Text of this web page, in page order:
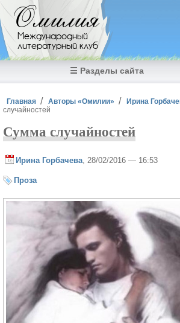
Перейти к основному содержанию
Омилия
Международный
литературный клуб
☰ Разделы сайта
Вы здесь
Главная Авторы «Омилии» Ирина
случайностей
Сумма случайностей
Ирина Горбачева , 28/02/2016 — 16:53
Проза